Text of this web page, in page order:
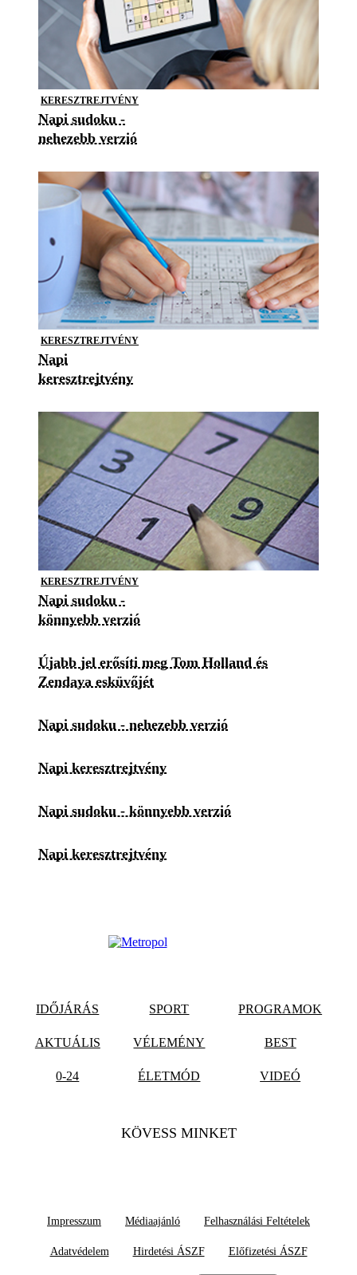
KERESZTREJTVÉNY
Napi sudoku -
nehezebb verzió
KERESZTREJTVÉNY
Napi
keresztrejtvény
KERESZTREJTVÉNY
Napi sudoku -
könnyebb verzió
Újabb jel erősíti meg Tom Holland és
Zendaya esküvőjét
Napi sudoku - nehezebb verzió
Napi keresztrejtvény
Napi sudoku - könnyebb verzió
Napi keresztrejtvény
IDŐJÁRÁS SPORT PROGRAMOK
AKTUÁLIS VÉLEMÉNY BEST
0-24 ÉLETMÓD VIDEÓ
KÖVESS MINKET
Impresszum Médiaajánló Felhasználási Feltételek
Adatvédelem Hirdetési ÁSZF Előfizetési ÁSZF